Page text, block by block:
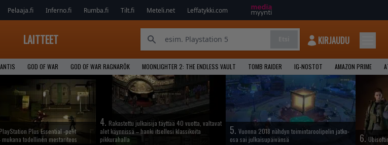
Pelaaja.fi Inferno.fi Rumba.fi Tilt.fi Meteli.net Leffatykki.com
LAITTEET KIRJAUDU
GOD OF WAR GOD OF WAR RAGNARÖK MOONLIGHTER 2: THE ENDLESS VAULT TOMB RAIDER IG-NOSTOT AMAZON PRIME
Plus Essential -pelit
todellinen mestariteos
4. Rakastettu julkaisija täyttää 40 vuotta, valtavat
alet käynnissä – hanki itsellesi klassikoita
pikkurahalla
5. Vuonna 2018 nähdyn toimintaroolipelin jatko-
osa sai julkaisupäivänsä
6.